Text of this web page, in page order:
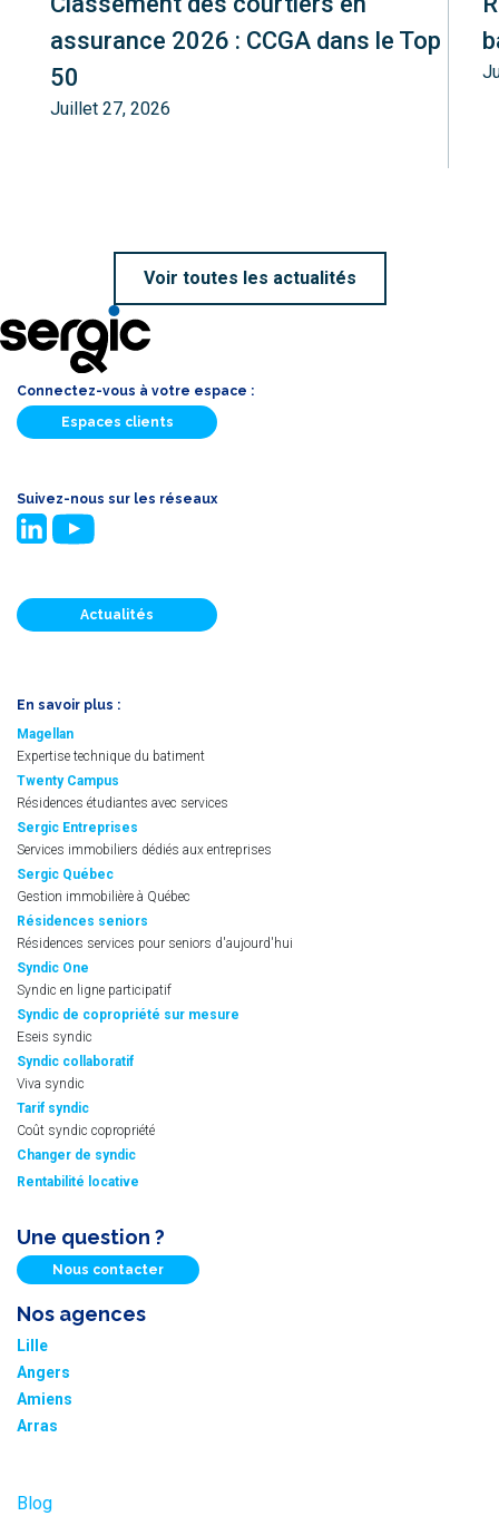
assurance 2026 : CCGA dans le Top
50
Juillet 27, 2026
Voir toutes les actualités
Connectez-vous à votre espace :
Espaces clients
Suivez-nous sur les réseaux
Actualités
En savoir plus :
Magellan
Expertise technique du batiment
Twenty Campus
Résidences étudiantes avec services
Sergic Entreprises
Services immobiliers dédiés aux entreprises
Sergic Québec
Gestion immobilière à Québec
Résidences seniors
Résidences services pour seniors d'aujourd'hui
Syndic One
Syndic en ligne participatif
Syndic de copropriété sur mesure
Eseis syndic
Syndic collaboratif
Viva syndic
Tarif syndic
Coût syndic copropriété
Changer de syndic
Rentabilité locative
Une question ?
Nous contacter
Nos agences
Lille
Angers
Amiens
Arras
Blog